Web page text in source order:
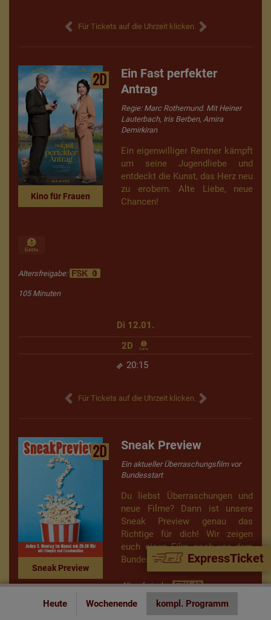
Heute Wochenende kompl. Programm
ExpressTicket
Für Tickets auf die Uhrzeit klicken.
2D
Kino für Frauen
Ein Fast perfekter
Antrag
Regie: Marc Rothemund. Mit Heiner
Lauterbach, Iris Berben, Amira
Demirkiran
Ein eigenwilliger Rentner kämpft
um seine Jugendliebe und
entdeckt die Kunst, das Herz neu
zu erobern. Alte Liebe, neue
Chancen!
Altersfreigabe:
105 Minuten
Di 12.01.
20:15
2D
Für Tickets auf die Uhrzeit klicken.
2D
Sneak Preview
Sneak Preview
Ein aktueller Überraschungsfilm vor
Bundesstart
Du liebst Überraschungen und
neue Filme? Dann ist unsere
Sneak Preview genau das
Richtige für dich! Wir zeigen
euch einen Film noch vor dem
Bundesstart.
Altersfreigabe:
Mo 17.08. Mo 21.09.